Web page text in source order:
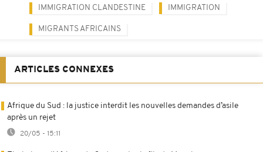
IMMIGRATION CLANDESTINE IMMIGRATION
MIGRANTS AFRICAINS
ARTICLES CONNEXES
Afrique du Sud : la justice interdit les nouvelles demandes d’asile
après un rejet
20/05 - 15:11